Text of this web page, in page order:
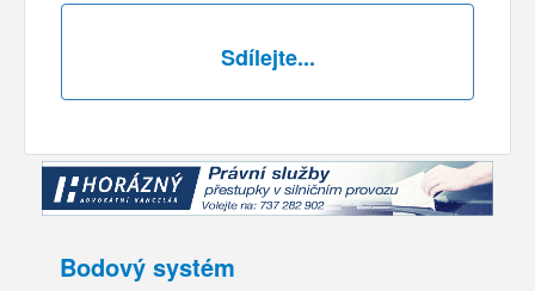
Sdílejte...
Bodový systém